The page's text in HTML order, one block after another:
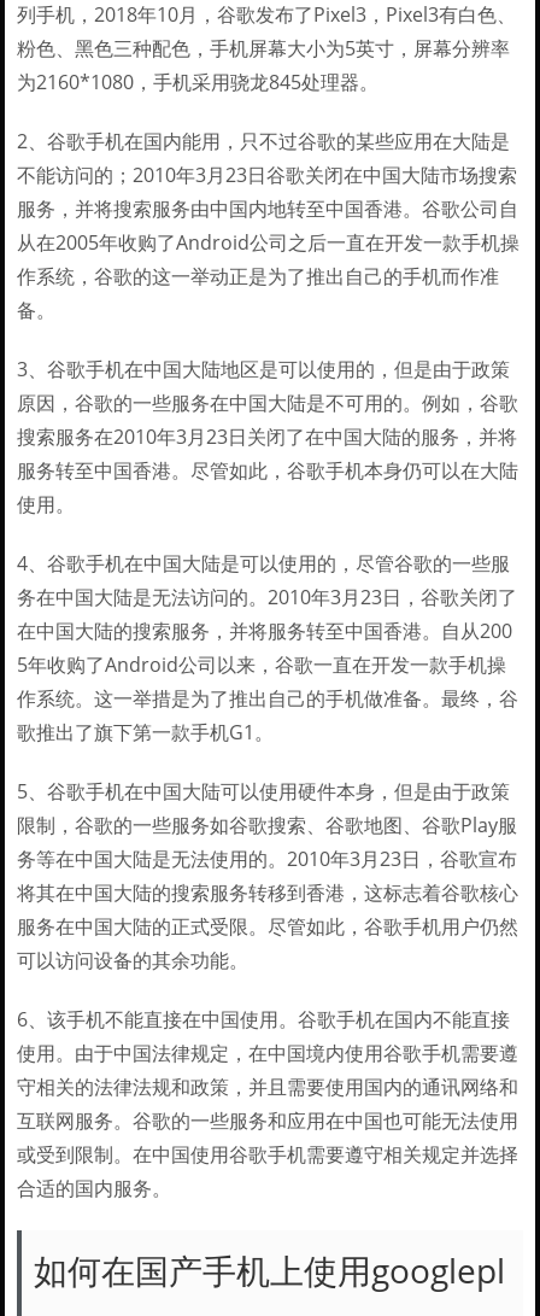
列手机，2018年10月，谷歌发布了Pixel3，Pixel3有白色、
粉色、黑色三种配色，手机屏幕大小为5英寸，屏幕分辨率
为2160*1080，手机采用骁龙845处理器。
2、谷歌手机在国内能用，只不过谷歌的某些应用在大陆是
不能访问的；2010年3月23日谷歌关闭在中国大陆市场搜索
服务，并将搜索服务由中国内地转至中国香港。谷歌公司自
从在2005年收购了Android公司之后一直在开发一款手机操
作系统，谷歌的这一举动正是为了推出自己的手机而作准
备。
3、谷歌手机在中国大陆地区是可以使用的，但是由于政策
原因，谷歌的一些服务在中国大陆是不可用的。例如，谷歌
搜索服务在2010年3月23日关闭了在中国大陆的服务，并将
服务转至中国香港。尽管如此，谷歌手机本身仍可以在大陆
使用。
4、谷歌手机在中国大陆是可以使用的，尽管谷歌的一些服
务在中国大陆是无法访问的。2010年3月23日，谷歌关闭了
在中国大陆的搜索服务，并将服务转至中国香港。自从200
5年收购了Android公司以来，谷歌一直在开发一款手机操
作系统。这一举措是为了推出自己的手机做准备。最终，谷
歌推出了旗下第一款手机G1。
5、谷歌手机在中国大陆可以使用硬件本身，但是由于政策
限制，谷歌的一些服务如谷歌搜索、谷歌地图、谷歌Play服
务等在中国大陆是无法使用的。2010年3月23日，谷歌宣布
将其在中国大陆的搜索服务转移到香港，这标志着谷歌核心
服务在中国大陆的正式受限。尽管如此，谷歌手机用户仍然
可以访问设备的其余功能。
6、该手机不能直接在中国使用。谷歌手机在国内不能直接
使用。由于中国法律规定，在中国境内使用谷歌手机需要遵
守相关的法律法规和政策，并且需要使用国内的通讯网络和
互联网服务。谷歌的一些服务和应用在中国也可能无法使用
或受到限制。在中国使用谷歌手机需要遵守相关规定并选择
合适的国内服务。
如何在国产手机上使用googlepl